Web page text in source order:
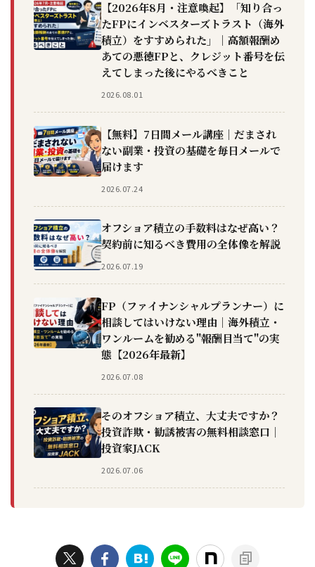
【2026年8月・注意喚起】「知り合っ
たFPにインベスターズトラスト（海外
積立）をすすめられた」｜高額報酬め
あての悪徳FPと、クレジット番号を伝
えてしまった後にやるべきこと
2026.08.01
【無料】7日間メール講座｜だまされ
ない副業・投資の基礎を毎日メールで
届けます
2026.07.24
オフショア積立の手数料はなぜ高い？
契約前に知るべき費用の全体像を解説
2026.07.19
FP（ファイナンシャルプランナー）に
相談してはいけない理由｜海外積立・
ワンルームを勧める"報酬目当て"の実
態【2026年最新】
2026.07.08
そのオフショア積立、大丈夫ですか？
投資詐欺・勧誘被害の無料相談窓口｜
投資家JACK
2026.07.06